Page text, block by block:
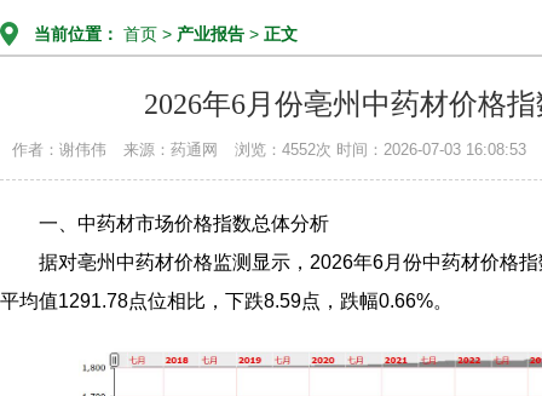
当前位置： 首页 > 产业报告 > 正文
2026年6月份亳州中药材价格
作者：谢伟伟 来源：药通网 浏览：4552次 时间：2026-07-03 16:08:53
一、中药材市场价格指数总体分析
据对亳州中药材价格监测显示，2026年6月份中药材价格
平均值1291.78点位相比，下跌8.59点，跌幅0.66%。